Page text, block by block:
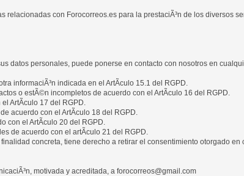
relacionadas con Forocorreos.es para la prestaciÃ³n de los diversos
datos personales, puede ponerse en contacto con nosotros en
informaciÃ³n indicada en el ArtÃ­culo 15.1 del RGPD.
o estÃ©n incompletos de acuerdo con el ArtÃ­culo 16 del RGPD.
ArtÃ­culo 17 del RGPD.
acuerdo con el ArtÃ­culo 18 del RGPD.
con el ArtÃ­culo 20 del RGPD.
de acuerdo con el artÃ­culo 21 del RGPD.
concreta, tiene derecho a retirar el consentimiento otorgado
motivada y acreditada, a forocorreos@gmail.com